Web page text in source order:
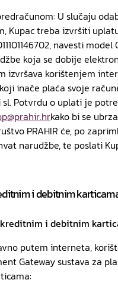
U slučaju
Kupac treba izvršiti
navesti
koja se dobije
izvršava korištenjem
inače plaća svoje
sl. Potvrdu o uplati je
kako bi se
PRAHIR će, po
narudžbe, te poslati
i debitnim
i debitnim
putem interneta,
Gateway sustava za